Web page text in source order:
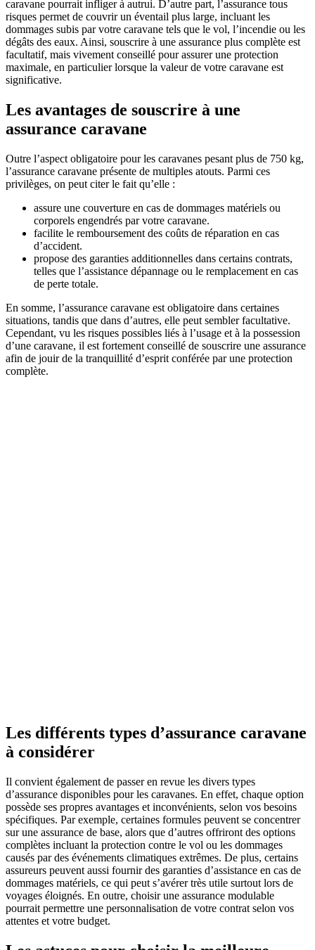
caravane pourrait infliger à autrui. D’autre part, l’assurance tous
risques permet de couvrir un éventail plus large, incluant les
dommages subis par votre caravane tels que le vol, l’incendie ou les
dégâts des eaux. Ainsi, souscrire à une assurance plus complète est
facultatif, mais vivement conseillé pour assurer une protection
maximale, en particulier lorsque la valeur de votre caravane est
significative.
Les avantages de souscrire à une
assurance caravane
Outre l’aspect obligatoire pour les caravanes pesant plus de 750 kg,
l’assurance caravane présente de multiples atouts. Parmi ces
privilèges, on peut citer le fait qu’elle :
assure une couverture en cas de dommages matériels ou
corporels engendrés par votre caravane.
facilite le remboursement des coûts de réparation en cas
d’accident.
propose des garanties additionnelles dans certains contrats,
telles que l’assistance dépannage ou le remplacement en cas
de perte totale.
En somme, l’assurance caravane est obligatoire dans certaines
situations, tandis que dans d’autres, elle peut sembler facultative.
Cependant, vu les risques possibles liés à l’usage et à la possession
d’une caravane, il est fortement conseillé de souscrire une assurance
afin de jouir de la tranquillité d’esprit conférée par une protection
complète.
Les différents types d’assurance caravane
à considérer
Il convient également de passer en revue les divers types
d’assurance disponibles pour les caravanes. En effet, chaque option
possède ses propres avantages et inconvénients, selon vos besoins
spécifiques. Par exemple, certaines formules peuvent se concentrer
sur une assurance de base, alors que d’autres offriront des options
complètes incluant la protection contre le vol ou les dommages
causés par des événements climatiques extrêmes. De plus, certains
assureurs peuvent aussi fournir des garanties d’assistance en cas de
dommages matériels, ce qui peut s’avérer très utile surtout lors de
voyages éloignés. En outre, choisir une assurance modulable
pourrait permettre une personnalisation de votre contrat selon vos
attentes et votre budget.